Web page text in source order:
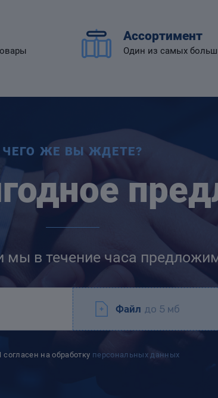
Ассортимент
Один из самых
ЧЕГО ЖЕ ВЫ ЖДЕТЕ?
мы в течение часа
Файл до 5 мб
согласен на обработку персональных данных